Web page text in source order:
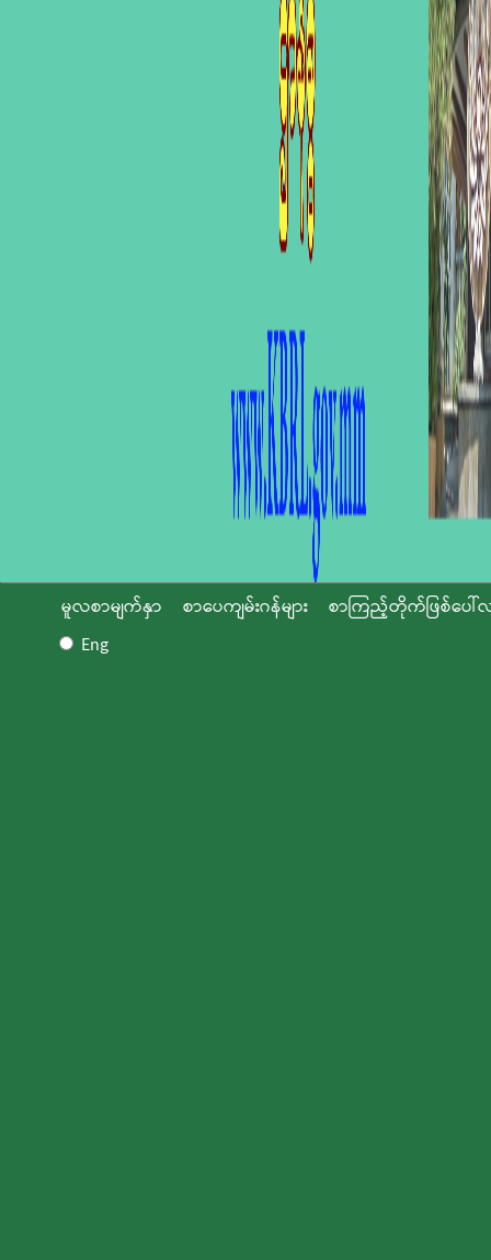
မူလစာမျက်နှာ စာပေကျမ်းဂန်များ
စာကြည့်တိုက်ဖြစ်ပေါ်
Eng